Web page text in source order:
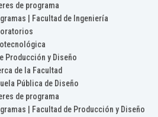
de programa
| Facultad de Ingeniería
Producción y Diseño
de la Facultad
Pública de Diseño
de programa
| Facultad de Producción y Diseño